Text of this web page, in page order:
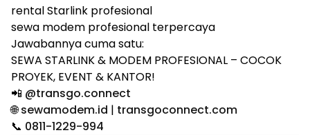
rental Starlink profesional
sewa modem profesional terpercaya
Jawabannya cuma satu:
SEWA STARLINK & MODEM PROFESIONAL – COCOK
PROYEK, EVENT & KANTOR!
📲 @transgo.connect
🌐sewamodem.id | transgoconnect.com
📞 0811-1229-994